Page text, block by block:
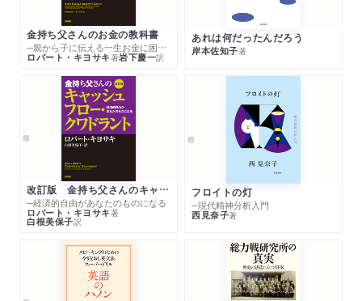
金持ち父さんのお金の教科書
─親から子に伝える一生お金に困らない考え方
ロバート・キヨサキ著岩下慶一訳
あれは何だったんだろう
岸本佐知子著
改訂版 金持ち父さんのキャッシュフロー・クワドラント
─経済的自由があなたのものになる
ロバート・キヨサキ著
白根美保子訳
フロイトの灯
─現代精神分析入門
西見奈子著